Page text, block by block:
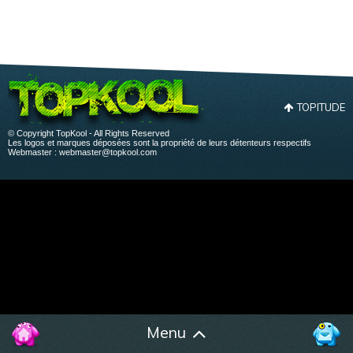
Menu
TOPITUDE
© Copyright TopKool - All Rights Reserved
Les logos et marques déposées sont la propriété de leurs détenteurs respectifs
Webmaster : webmaster@topkool.com